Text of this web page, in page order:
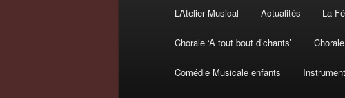
L’Atelier Musical Actualités La
Chorale ‘A tout bout d’chants’
Comédie Musicale enfants